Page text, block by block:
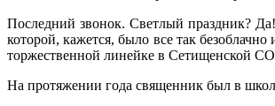
Последний звонок. Светлый праздник?
которой, кажется, было все так
торжественной линейке в Сетищенской
На протяжении года священник был в